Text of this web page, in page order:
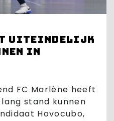
uiteindelijk
in
FC Marlène heeft
stand kunnen
Hovocubo,